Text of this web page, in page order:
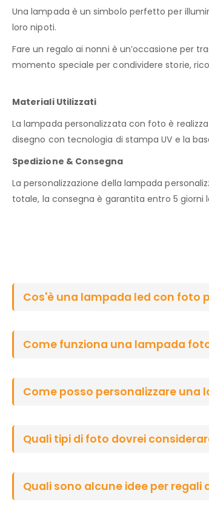
Una lampada è un simbolo perfetto per
loro nipoti.
Fare un regalo ai nonni è un’occasione per
momento speciale per condividere storie,
Materiali Utilizzati
La lampada personalizzata con foto è
disegno con tecnologia di stampa UV e la
Spedizione & Consegna
La personalizzazione della lampada
totale, la consegna è garantita entro 5 giorni
Cos'è una lampada led con foto
Come funziona una lampada
Come posso personalizzare una
Quali tipi di foto dovrei
Quali sono alcune idee per regali